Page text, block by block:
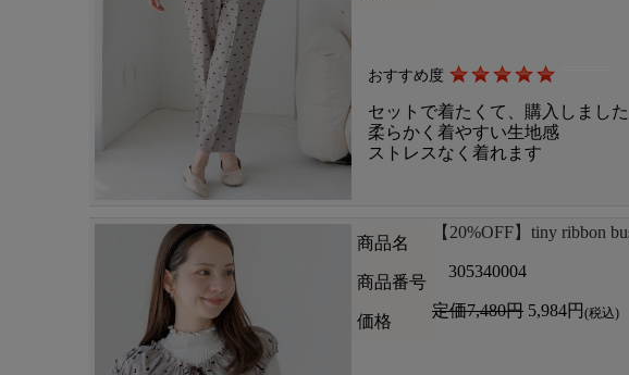
おすすめ度
セットで着たくて、購入しました
柔らかく着やすい生地感
ストレスなく着れます
商品名
【20%OFF】tiny ribbon
商品番号
305340004
価格
定価7,480円 5,984円 (税込)